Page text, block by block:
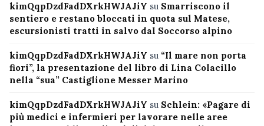
kimQqpDzdFadDXrkHWJAJiY su Smarriscono il
sentiero e restano bloccati in quota sul Matese,
escursionisti tratti in salvo dal Soccorso alpino
kimQqpDzdFadDXrkHWJAJiY su “Il mare non porta
fiori”, la presentazione del libro di Lina Colacillo
nella “sua” Castiglione Messer Marino
kimQqpDzdFadDXrkHWJAJiY su Schlein: «Pagare di
più medici e infermieri per lavorare nelle aree